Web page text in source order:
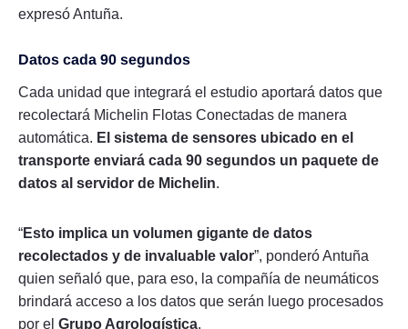
expresó Antuña.
Datos cada 90 segundos
Cada unidad que integrará el estudio aportará datos que
recolectará Michelin Flotas Conectadas de manera
automática. El sistema de sensores ubicado en el
transporte enviará cada 90 segundos un paquete de
datos al servidor de Michelin.
“Esto implica un volumen gigante de datos
recolectados y de invaluable valor”, ponderó Antuña
quien señaló que, para eso, la compañía de neumáticos
brindará acceso a los datos que serán luego procesados
por el Grupo Agrologística.